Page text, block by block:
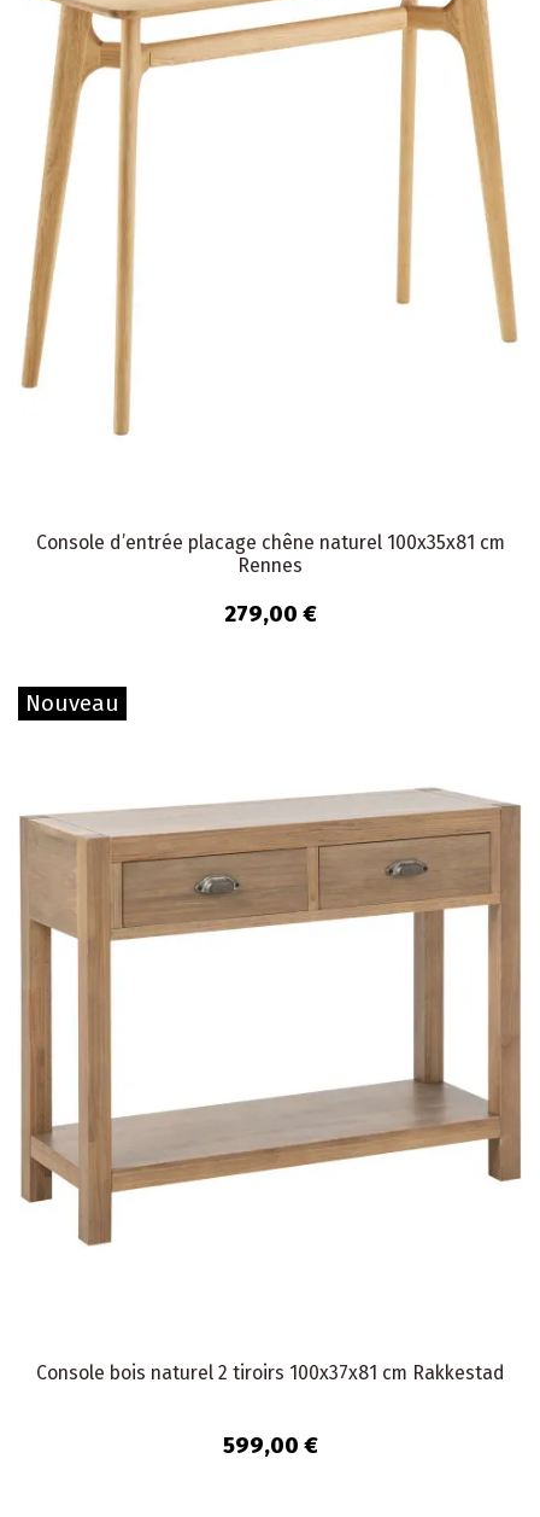
Console d’entrée placage chêne naturel 100x35x81 cm
Rennes
279,00 €
Nouveau
Console bois naturel 2 tiroirs 100x37x81 cm Rakkestad
599,00 €